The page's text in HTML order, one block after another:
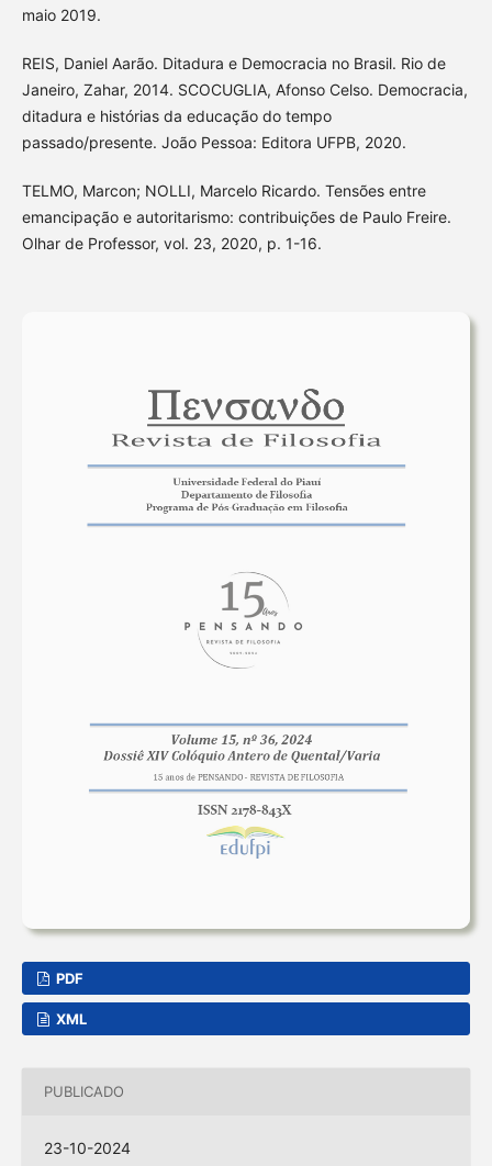
maio 2019.
REIS, Daniel Aarão. Ditadura e Democracia no Brasil. Rio de
Janeiro, Zahar, 2014. SCOCUGLIA, Afonso Celso. Democracia,
ditadura e histórias da educação do tempo
passado/presente. João Pessoa: Editora UFPB, 2020.
TELMO, Marcon; NOLLI, Marcelo Ricardo. Tensões entre
emancipação e autoritarismo: contribuições de Paulo Freire.
Olhar de Professor, vol. 23, 2020, p. 1-16.
PDF
XML
PUBLICADO
23-10-2024